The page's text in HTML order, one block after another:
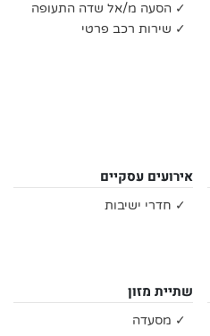
✓ הסעה מ/אל שדה התעופה
✓ שירות רכב פרטי
אירועים עסקיים
✓ חדרי ישיבות
שתיית מזון
✓ מסעדה